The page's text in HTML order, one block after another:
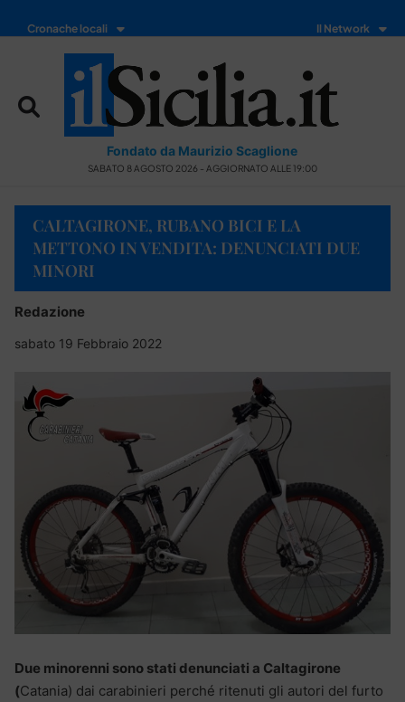
Cronache locali Il Network
Fondato da Maurizio Scaglione
SABATO 8 AGOSTO 2026 - AGGIORNATO ALLE 19:00
CALTAGIRONE, RUBANO BICI E LA
METTONO IN VENDITA: DENUNCIATI DUE
MINORI
Redazione
sabato 19 Febbraio 2022
Due minorenni sono stati denunciati a Caltagirone
(Catania) dai carabinieri perché ritenuti gli autori del furto